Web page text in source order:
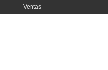
Ventas